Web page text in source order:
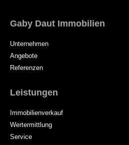
Gaby Daut Immobilien
Unternehmen
Angebote
Referenzen
Leistungen
Immobilienverkauf
Wertermittlung
Service